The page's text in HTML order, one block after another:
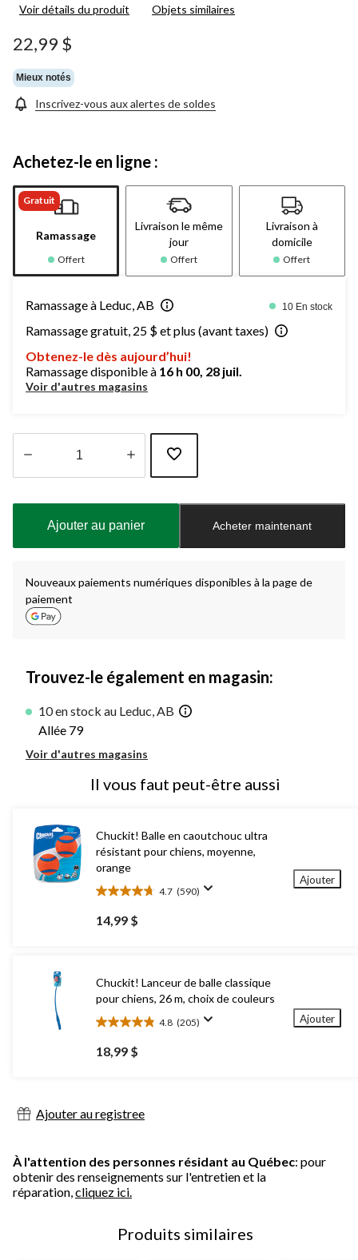
141
Voir détails du produit Objets similaires
22,99 $
Mieux notés
Inscrivez-vous aux alertes de soldes
Achetez-le en ligne :
Gratuit
Ramassage
Offert
Livraison le même
jour
Offert
Livraison à
domicile
Offert
Ramassage à Leduc, AB 10 En stock
Ramassage gratuit, 25 $ et plus (avant taxes)
Obtenez-le dès aujourd’hui!
Ramassage disponible à 16 h 00, 28 juil.
Voir d'autres magasins
à
Ajouter au panier Acheter maintenant
Nouveaux paiements numériques disponibles à la page de
paiement
Trouvez-le également en magasin:
10 en stock au Leduc, AB
Allée 79
Voir d'autres magasins
Il vous faut peut-être aussi
Chuckit! Balle en caoutchouc ultra
résistant pour chiens, moyenne,
orange
4.7 (590)
4.7
étoile(s)
sur
14,99 $
Ajouter
Chuckit! Lanceur de balle classique
pour chiens, 26 m, choix de couleurs
4.8 (205)
4.8
étoile(s)
sur
18,99 $
Ajouter
Ajouter au registree
À l'attention des personnes résidant au Québec: pour
obtenir des renseignements sur l'entretien et la
réparation,cliquez ici.
Produits similaires